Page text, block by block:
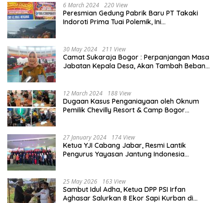
6 March 2024 220 View
Peresmian Gedung Pabrik Baru PT Takaki
Indoroti Prima Tuai Polemik, Ini
30 May 2024 211 View
Camat Sukaraja Bogor : Perpanjangan Masa
Jabatan Kepala Desa, Akan Tambah Beban
12 March 2024 188 View
Dugaan Kasus Penganiayaan oleh Oknum
Pemilik Chevilly Resort & Camp Bogor
27 January 2024 174 View
Ketua YJI Cabang Jabar, Resmi Lantik
Pengurus Yayasan Jantung Indonesia
25 May 2026 163 View
Sambut Idul Adha, Ketua DPP PSI Irfan
Aghasar Salurkan 8 Ekor Sapi Kurban di